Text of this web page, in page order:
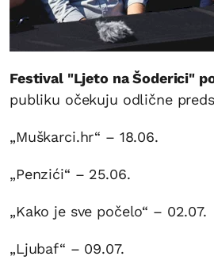
Festival "Ljeto na Šoderici"
publiku očekuju odlične
„Muškarci.hr“ – 18.06.
„Penzići“ – 25.06.
„Kako je sve počelo“ – 02.07.
„Ljubaf“ – 09.07.